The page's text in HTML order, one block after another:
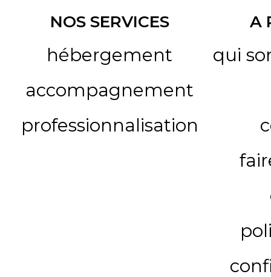
NOS SERVICES
hébergement
accompagnement
professionnalisation
A
qui